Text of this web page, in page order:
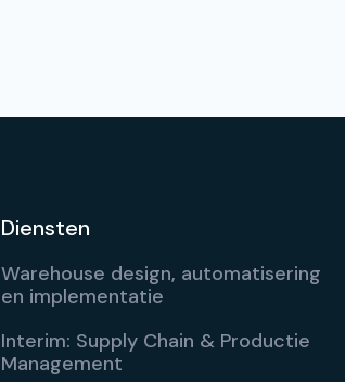
Diensten
Warehouse design, automatisering
en implementatie
Interim: Supply Chain & Productie
Management